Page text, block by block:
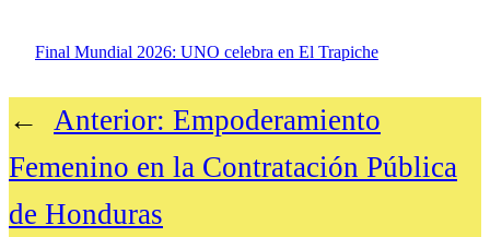
Final Mundial 2026: UNO celebra en El Trapiche
← Anterior: Empoderamiento
Femenino en la Contratación Pública
de Honduras